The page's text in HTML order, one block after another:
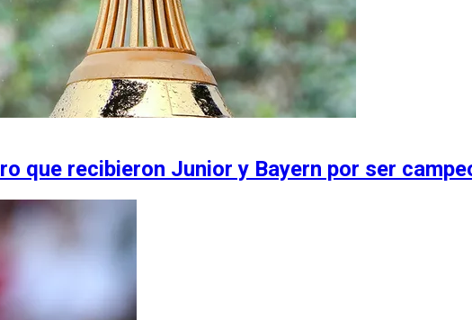
que recibieron Junior y Bayern por ser